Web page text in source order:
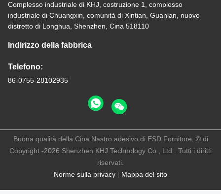
Complesso industriale di KHJ, costruzione 1, complesso
industriale di Chuangxin, comunità di Xintian, Guanlan, nuovo
distretto di Longhua, Shenzhen, Cina 518110
Indirizzo della fabbrica
Telefono:
86-0755-28102935
Norme sulla privacy | Mappa del sito
Buona qualità della Cina Nastro adesivo di ESD Fornitore. © di
Copyright -2026 Shenzhen KHJ Technology Co., Ltd . Tutti i diritti
riservati.